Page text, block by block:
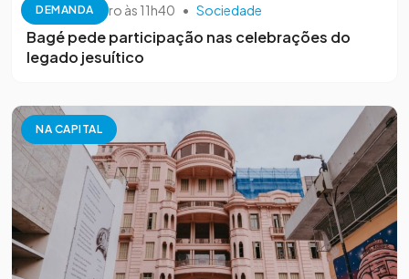
DEMANDA
26 de setembro às 11h40 • Sociedade
Bagé pede participação nas celebrações do
legado jesuítico
NA CAPITAL